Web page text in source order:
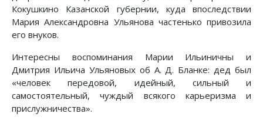
Кокушкино Казанской губернии, куда впоследствии
Мария Александровна Ульянова частенько привозила
его внуков.
Интересны воспоминания Марии Ильиничны и
Дмитрия Ильича Ульяновых об А. Д. Бланке: дед был
«человек передовой, идейный, сильный и
самостоятельный, чуждый всякого карьеризма и
прислужничества».